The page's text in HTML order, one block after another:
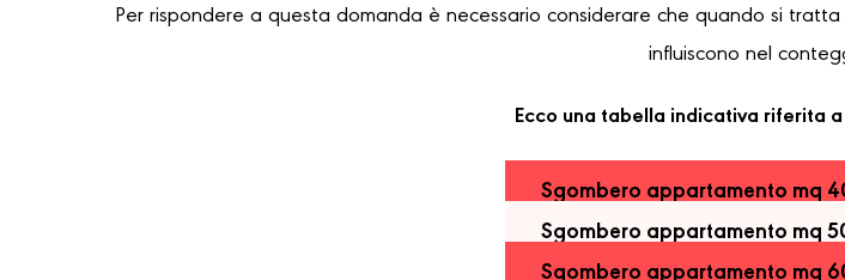
Per rispondere a questa domanda è necessario considerare che quando si
influiscono nel
Ecco una tabella indicativa riferita
Sgombero appartamento mq
Sgombero appartamento mq
Sgombero appartamento mq